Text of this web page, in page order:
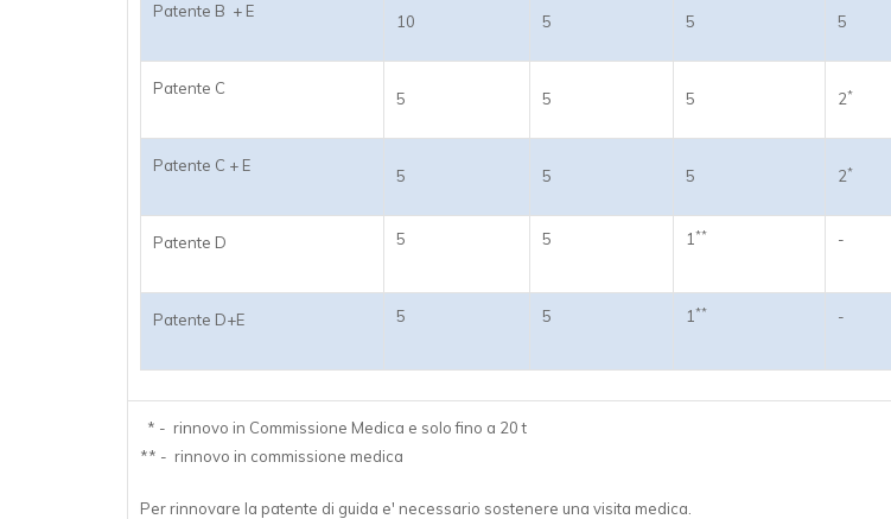
Patente B + E
10 5 5 5
Patente C
5 5 5 2*
Patente C + E
5 5 5 2*
Patente D 5 5 1 ** -
Patente D+E 5 5 1 ** -
* - rinnovo in Commissione Medica e solo fino a 20 t
** - rinnovo in commissione medica
Per rinnovare la patente di guida e' necessario sostenere una visita medica.